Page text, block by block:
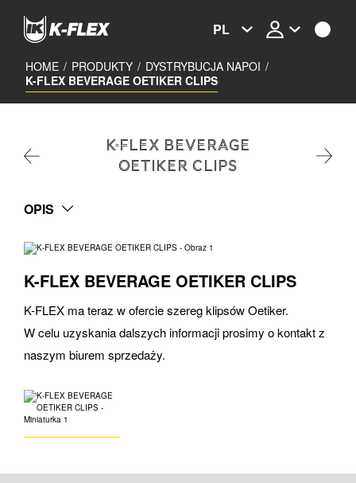
content
PL
HOME / PRODUKTY / DYSTRYBUCJA NAPOI /
K-FLEX BEVERAGE OETIKER CLIPS
K-FLEX BEVERAGE
OETIKER CLIPS
OPIS
K-FLEX BEVERAGE OETIKER CLIPS
K-FLEX ma teraz w ofercie szereg klipsów Oetiker.
W celu uzyskania dalszych informacji prosimy o kontakt z
naszym biurem sprzedaży.